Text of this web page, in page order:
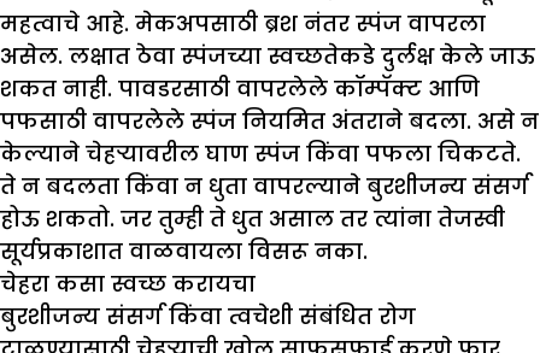
महत्वाचे आहे. मेकअपसाठी ब्रश नंतर स्पंज वापरला
असेल. लक्षात ठेवा स्पंजच्या स्वच्छतेकडे दुर्लक्ष केले जाऊ
शकत नाही. पावडरसाठी वापरलेले कॉम्पॅक्ट आणि
पफसाठी वापरलेले स्पंज नियमित अंतराने बदला. असे न
केल्याने चेहऱ्यावरील घाण स्पंज किंवा पफला चिकटते.
ते न बदलता किंवा न धुता वापरल्याने बुरशीजन्य संसर्ग
होऊ शकतो. जर तुम्ही ते धुत असाल तर त्यांना तेजस्वी
सूर्यप्रकाशात वाळवायला विसरू नका.
चेहरा कसा स्वच्छ करायचा
बुरशीजन्य संसर्ग किंवा त्वचेशी संबंधित रोग